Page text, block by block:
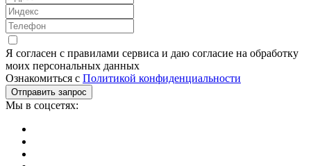
Я согласен с правилами сервиса и даю согласие на обработку
моих персональных данных
Ознакомиться с Политикой конфиденциальности
Мы в соцсетях: